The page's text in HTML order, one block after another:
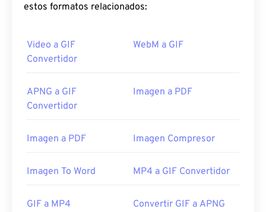
estos formatos relacionados:
Video a GIF
Convertidor
WebM a GIF
APNG a GIF
Convertidor
Imagen a PDF
Imagen a PDF Imagen Compresor
Imagen To Word MP4 a GIF Convertidor
GIF a MP4 Convertir GIF a APNG